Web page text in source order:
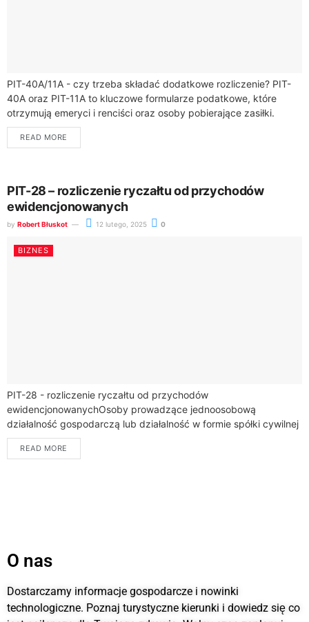
PIT-40A/11A - czy trzeba składać dodatkowe rozliczenie? PIT-
40A oraz PIT-11A to kluczowe formularze podatkowe, które
otrzymują emeryci i renciści oraz osoby pobierające zasiłki.
Dokumenty te są wydawane przez Zakład Ubezpieczeń...
READ MORE
PIT-28 – rozliczenie ryczałtu od przychodów
ewidencjonowanych
by Robert Błuskot 12 lutego, 2025 0
BIZNES
PIT-28 - rozliczenie ryczałtu od przychodów
ewidencjonowanychOsoby prowadzące jednoosobową
działalność gospodarczą lub działalność w formie spółki cywilnej
czy jawnej mogą skorzystać z uproszczonego sposobu
opodatkowania, jakim jest ryczałt od przychodów...
READ MORE
O nas
Dostarczamy informacje gospodarcze i nowinki
technologiczne. Poznaj turystyczne kierunki i dowiedz się co